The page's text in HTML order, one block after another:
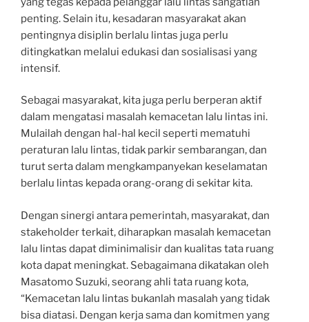
penting. Selain itu, kesadaran masyarakat akan
pentingnya disiplin berlalu lintas juga perlu
ditingkatkan melalui edukasi dan sosialisasi yang
intensif.
Sebagai masyarakat, kita juga perlu berperan aktif
dalam mengatasi masalah kemacetan lalu lintas ini.
Mulailah dengan hal-hal kecil seperti mematuhi
peraturan lalu lintas, tidak parkir sembarangan, dan
turut serta dalam mengkampanyekan keselamatan
berlalu lintas kepada orang-orang di sekitar kita.
Dengan sinergi antara pemerintah, masyarakat, dan
stakeholder terkait, diharapkan masalah kemacetan
lalu lintas dapat diminimalisir dan kualitas tata ruang
kota dapat meningkat. Sebagaimana dikatakan oleh
Masatomo Suzuki, seorang ahli tata ruang kota,
“Kemacetan lalu lintas bukanlah masalah yang tidak
bisa diatasi. Dengan kerja sama dan komitmen yang